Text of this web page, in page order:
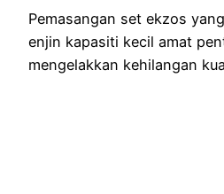
Pemasangan set ekzos
enjin kapasiti kecil amat
mengelakkan kehilangan